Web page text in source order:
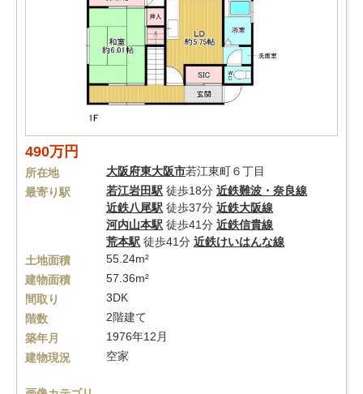
490万円
所在地 大阪府東大阪市若江東町６丁目
最寄り駅
若江岩田駅 徒歩18分 近鉄難波・奈良線
近鉄八尾駅 徒歩37分 近鉄大阪線
河内山本駅 徒歩41分 近鉄信貴線
荒本駅 徒歩41分 近鉄けいはんな線
土地面積
55.24m²
建物面積
57.36m²
間取り
3DK
階数
2階建て
築年月
1976年12月
建物現況
空家